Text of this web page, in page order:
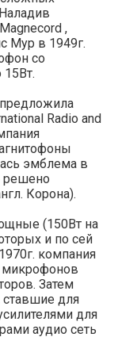
,
Мур в 1949г.
со
Radio and
эмблема в
решено
Корона).
(150Вт на
и по сей
компания
микрофонов
Затем
ставшие для
для
аудио сеть